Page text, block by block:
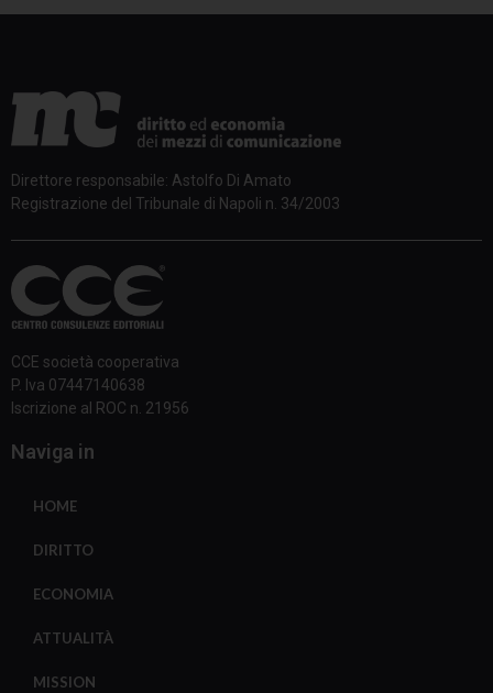
Direttore responsabile: Astolfo Di Amato
Registrazione del Tribunale di Napoli n. 34/2003
CCE società cooperativa
P. Iva 07447140638
Iscrizione al ROC n. 21956
Naviga in
HOME
DIRITTO
ECONOMIA
ATTUALITÀ
MISSION